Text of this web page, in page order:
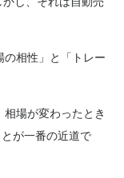
の相性」と「トレー
場が変わったとき
が一番の近道で